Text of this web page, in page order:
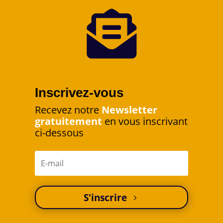

Inscrivez-vous
Recevez notre Newsletter
gratuitement en vous inscrivant
ci-dessous
S'inscrire